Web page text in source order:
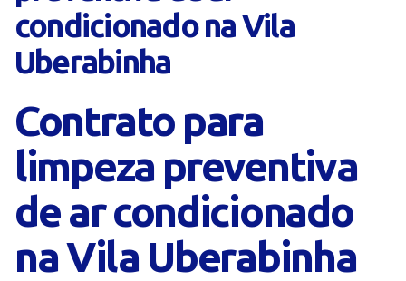
condicionado na Vila
Uberabinha
Contrato para
limpeza preventiva
de ar condicionado
na Vila Uberabinha